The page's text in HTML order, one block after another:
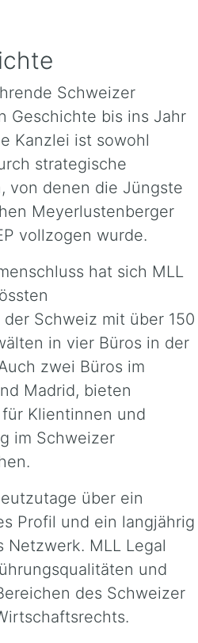
Schweizer
Geschichte bis ins Jahr
Kanzlei ist sowohl
strategische
von denen die Jüngste
Meyerlustenberger
vollzogen wurde.
hat sich MLL
Schweiz mit über 150
in vier Büros in der
zwei Büros im
Madrid, bieten
Klientinnen und
im Schweizer
über ein
Profil und ein langjährig
Netzwerk. MLL Legal
und
des Schweizer